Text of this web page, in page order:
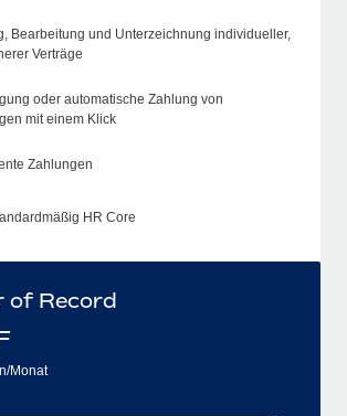
Bearbeitung und Unterzeichnung individueller,
Verträge
oder automatische Zahlung von
mit einem Klick
Zahlungen
HR Core
of Record
Monat